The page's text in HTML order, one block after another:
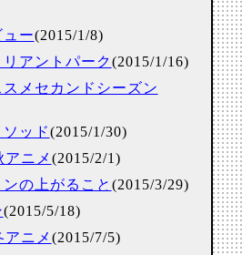
ー(2015/1/8)
アントパーク(2015/1/16)
メセカンドシーズン
ッド(2015/1/30)
アニメ (2015/2/1)
の上がること (2015/3/29)
(2015/5/18)
アニメ (2015/7/5)